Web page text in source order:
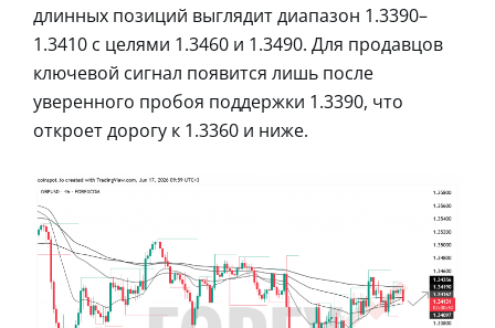
длинных позиций выглядит диапазон 1.3390–
1.3410 с целями 1.3460 и 1.3490. Для продавцов
ключевой сигнал появится лишь после
уверенного пробоя поддержки 1.3390, что
откроет дорогу к 1.3360 и ниже.